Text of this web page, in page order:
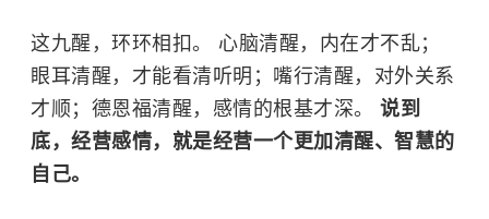
这九醒，环环相扣。 心脑清醒，内在才不乱；
眼耳清醒，才能看清听明；嘴行清醒，对外关系
才顺；德恩福清醒，感情的根基才深。 说到
底，经营感情，就是经营一个更加清醒、智慧的
自己。